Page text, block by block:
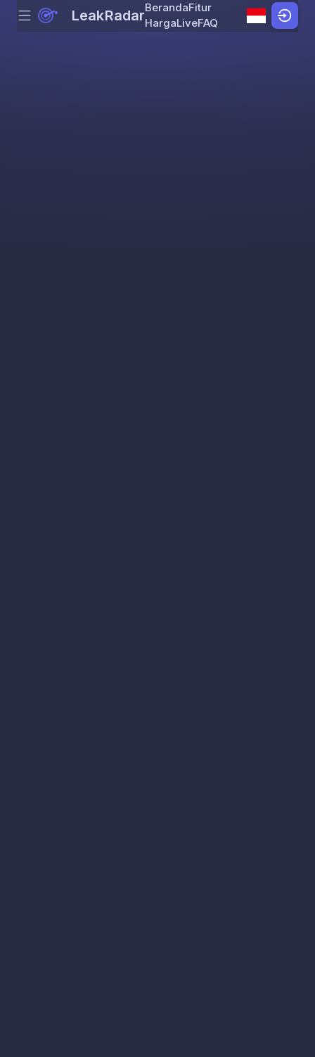
Skip to content
Menu LeakRadarBerandaFitur
HargaLiveFAQ